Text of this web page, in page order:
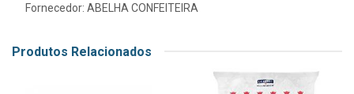
Fornecedor: ABELHA CONFEITEIRA
Produtos Relacionados